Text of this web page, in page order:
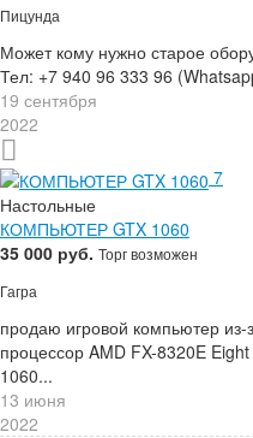
Пицунда
Может кому нужно старое
Тел: +7 940 96 333 96
19 сентября
2022
7
Настольные
КОМПЬЮТЕР GTX 1060
35 000 руб. Торг возможен
Гагра
продаю игровой компьютер из-
процессор AMD FX-8320E
1060...
13 июня
2022